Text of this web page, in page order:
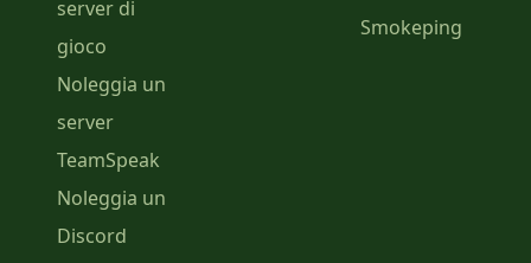
server di
gioco
Noleggia un
server
TeamSpeak
Noleggia un
Discord
Smokeping